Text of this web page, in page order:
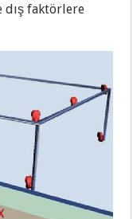
dış faktörlere